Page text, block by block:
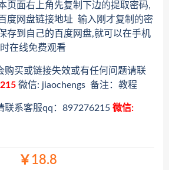
页面右上角先复制下边的提取密码,
度网盘链接地址 输入刚才复制的密
存到自己的百度网盘,就可以在手机
在线免费观看
购买或链接失效或有任何问题请联
微信: jiaochengs 备注：教程
联系客服qq：897276215 微信:
￥18.8